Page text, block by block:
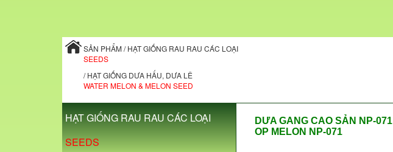
SẢN PHẨM / HẠT GIỐNG RAU RAU CÁC LOẠI
SEEDS
/ HẠT GIỐNG DƯA HẤU, DƯA LÊ
WATER MELON & MELON SEED
HẠT GIỐNG RAU RAU CÁC LOẠI
SEEDS
DƯA GANG CAO SẢN NP-071
OP MELON NP-071